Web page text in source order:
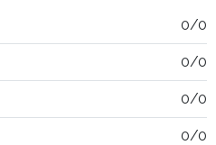
0/0
0/0
0/0
0/0